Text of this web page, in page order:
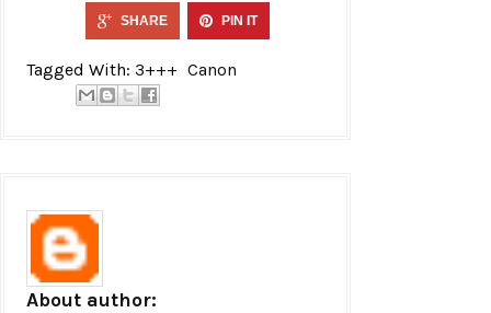
SHARE PIN IT
Tagged With: 3+++ Canon
About author: